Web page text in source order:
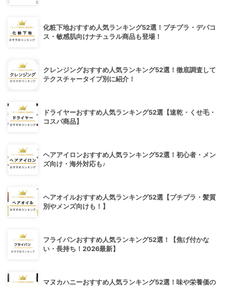
化粧下地おすすめ人気ランキング52選！プチプラ・デパコ
ス・敏感肌向けナチュラル商品も登場！
クレンジングおすすめ人気ランキング52選！徹底調査して
テクスチャータイプ別に紹介！
ドライヤーおすすめ人気ランキング52選【速乾・くせ毛・
コスパ商品】
ヘアアイロンおすすめ人気ランキング52選！初心者・メン
ズ向け・海外対応も♪
ヘアオイルおすすめ人気ランキング52選【プチプラ・髪質
別やメンズ向けも！】
フライパンおすすめ人気ランキング52選！【焦げ付かな
い・長持ち！2026最新】
マヌカハニーおすすめ人気ランキング52選！味や栄養価の